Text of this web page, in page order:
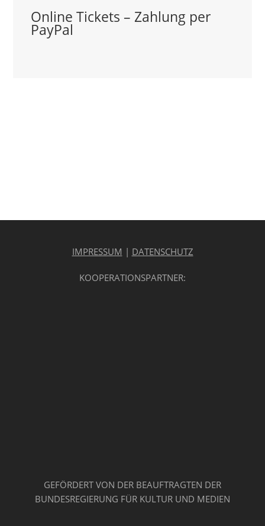
Online Tickets – Zahlung per
PayPal
IMPRESSUM | DATENSCHUTZ
KOOPERATIONSPARTNER:
GEFÖRDERT VON DER BEAUFTRAGTEN DER
BUNDESREGIERUNG FÜR KULTUR UND MEDIEN